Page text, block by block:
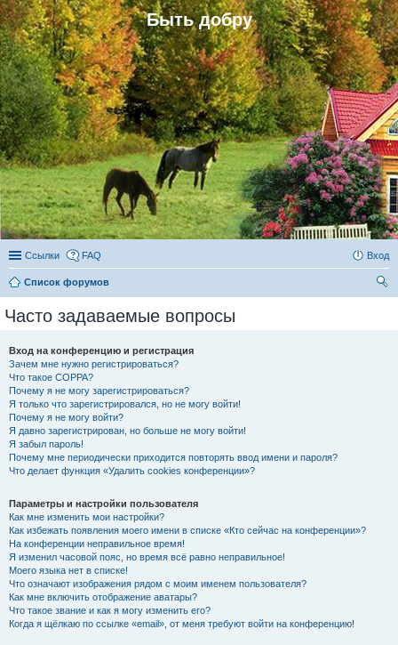
Быть добру
Ссылки FAQ Вход
Список форумов
Часто задаваемые вопросы
Вход на конференцию и регистрация
Зачем мне нужно регистрироваться?
Что такое COPPA?
Почему я не могу зарегистрироваться?
Я только что зарегистрировался, но не могу войти!
Почему я не могу войти?
Я давно зарегистрирован, но больше не могу войти!
Я забыл пароль!
Почему мне периодически приходится повторять ввод имени и пароля?
Что делает функция «Удалить cookies конференции»?
Параметры и настройки пользователя
Как мне изменить мои настройки?
Как избежать появления моего имени в списке «Кто сейчас на конференции»?
На конференции неправильное время!
Я изменил часовой пояс, но время всё равно неправильное!
Моего языка нет в списке!
Что означают изображения рядом с моим именем пользователя?
Как мне включить отображение аватары?
Что такое звание и как я могу изменить его?
Когда я щёлкаю по ссылке «email», от меня требуют войти на конференцию!